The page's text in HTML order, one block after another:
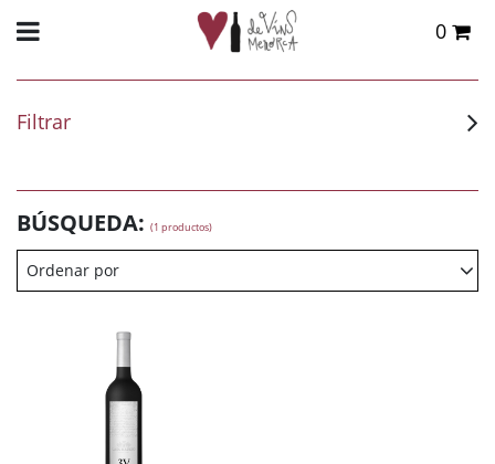
0
Filtrar
BÚSQUEDA: (1 productos)
Ordenar por